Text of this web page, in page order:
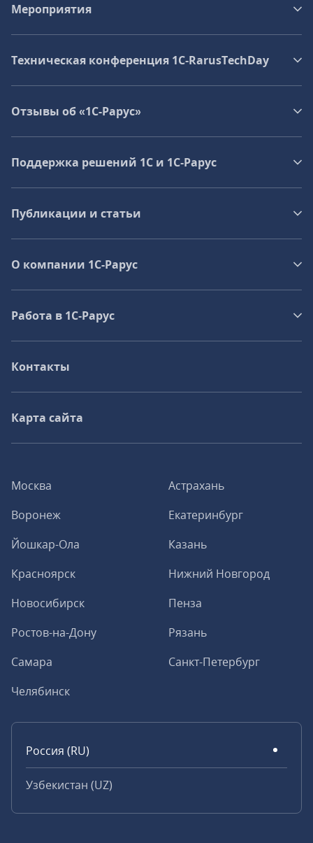
Москва
Астрахань
Воронеж
Екатеринбург
Йошкар-Ола
Казань
Красноярск
Нижний Новгород
Новосибирск
Пенза
Ростов-на-Дону
Рязань
Самара
Санкт-Петербург
Челябинск
Россия (RU)
Узбекистан (UZ)
Мероприятия
Техническая конференция 1C‑RarusTechDay
Отзывы об «1С-Рарус»
Поддержка решений 1С и 1С‑Рарус
Публикации и статьи
О компании 1C-Рарус
Работа в 1С‑Рарус
Контакты
Карта сайта